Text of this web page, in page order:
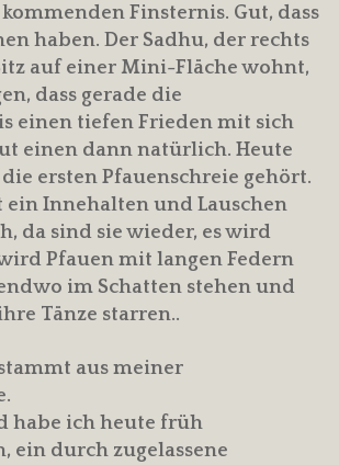
Finsternis. Gut, dass
haben. Der Sadhu, der rechts
auf einer Mini-Fläche wohnt,
dass gerade die
einen tiefen Frieden mit sich
einen dann natürlich. Heute
ersten Pfauenschreie gehört.
ein Innehalten und Lauschen
da sind sie wieder, es wird
Pfauen mit langen Federn
im Schatten stehen und
Tänze starren..
aus meiner
habe ich heute früh
ein durch zugelassene